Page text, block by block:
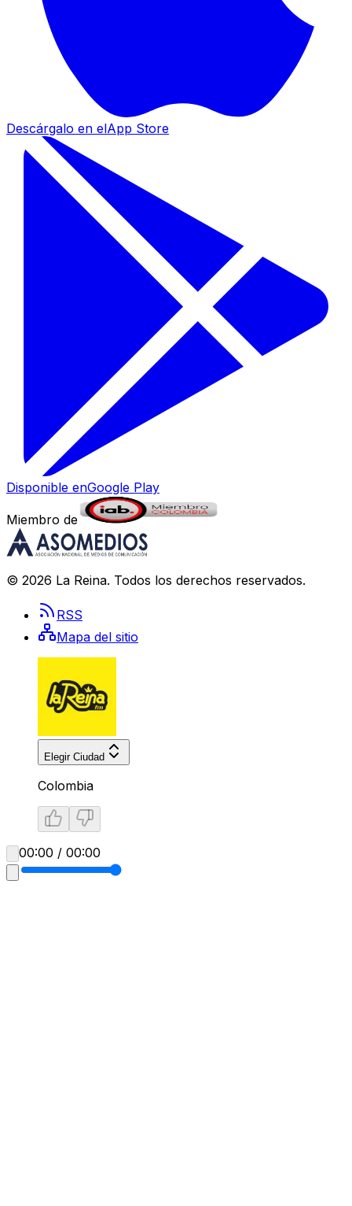
Descárgalo en elApp Store
Disponible enGoogle Play
Miembro de
© 2026 La Reina. Todos los derechos reservados.
RSS
Mapa del sitio
Elegir Ciudad
Colombia
00:00 / 00:00